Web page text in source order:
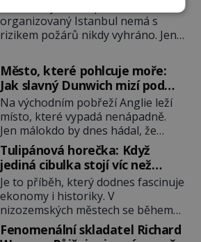
organizovaný Istanbul nemá s
rizikem požárů nikdy vyhráno. Jen
představit, jaká požární rizika
skrýval Istanbul časů minulých. Jak
čelilo město v minulosti potenciální
ohnivé katastrofě a proč jsou zde
stále tolik obávány měsíce
smaženého lilku? První hasičský
sbor se v Istanbulu objevuje v roce
1714 a […]
Město, které pohlcuje moře:
Jak slavný Dunwich mizí pod
hladinou
Na východním pobřeží Anglie leží
místo, které vypadá nenápadně.
Jen málokdo by dnes hádal, že
právě zde kdysi stojí jeden z
nejvýznamnějších anglických
přístavů. Středověký Dunwich
soupeří svým významem s
Londýnem, pyšní se kostely,
kláštery i rušnými tržišti. Pak se ale
příroda obrátí proti němu. Bouře,
Tulipánová horečka: Když
jediná cibulka stojí víc než
honosný dům
Je to příběh, který dodnes fascinuje
ekonomy i historiky. V
nizozemských městech se během
několika měsíců obyčejná cibulka
tulipánu mění v jednu z nejdražších
Fenomenální skladatel Richard